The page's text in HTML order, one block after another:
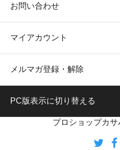
お問い合わせ
マイアカウント
メルマガ登録・解除
PC版表示に切り替える
プロショップカサ